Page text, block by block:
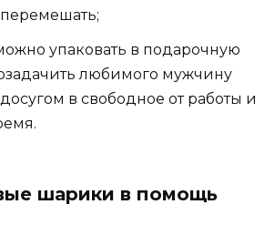
упаковать в подарочную
любимого мужчину
в свободное от работы и
шарики в помощь